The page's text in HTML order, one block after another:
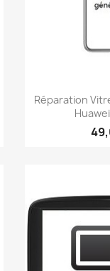

Réparation